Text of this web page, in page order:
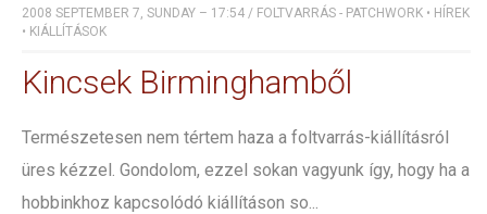
2008 SEPTEMBER 7, SUNDAY – 17:54 / FOLTVARRÁS - PATCHWORK • HÍREK
• KIÁLLÍTÁSOK
Kincsek Birminghamből
Természetesen nem tértem haza a foltvarrás-kiállításról
üres kézzel. Gondolom, ezzel sokan vagyunk így, hogy ha a
hobbinkhoz kapcsolódó kiállításon so...